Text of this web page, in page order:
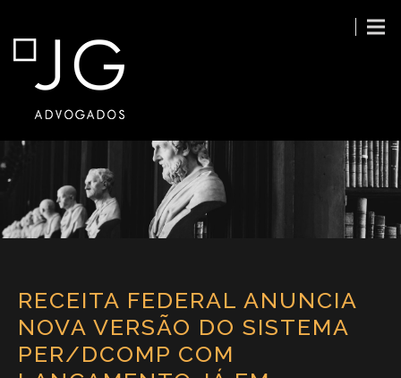
RECEITA FEDERAL ANUNCIA
NOVA VERSÃO DO SISTEMA
PER/DCOMP COM